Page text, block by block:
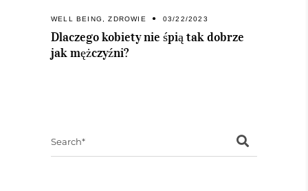
WELL BEING ,ZDROWIE 03/22/2023
Dlaczego kobiety nie śpią tak dobrze
jak mężczyźni?